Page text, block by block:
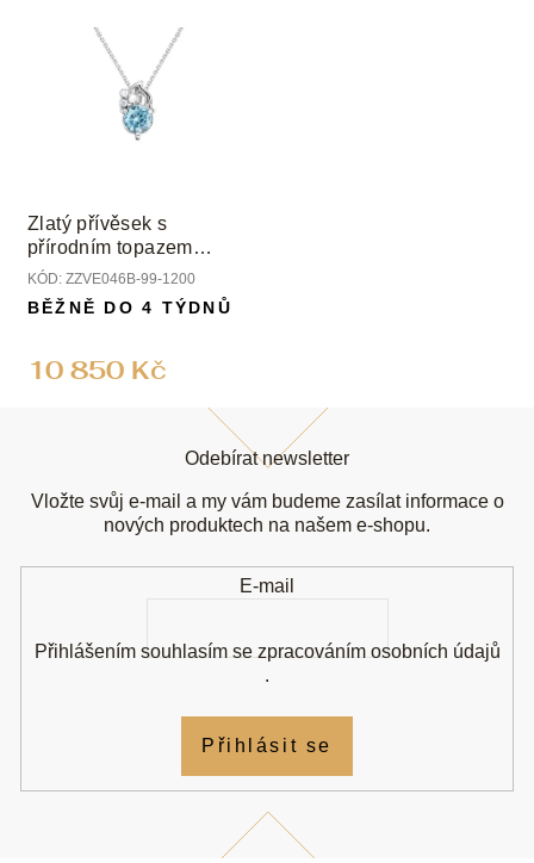
Zlatý přívěsek s
přírodním topazem
Swiss a diamanty
KÓD: ZZVE046B-99-1200
10 850 Kč
BĚŽNĚ DO 4 TÝDNŮ
Odebírat newsletter
Vložte svůj e-mail a my vám budeme zasílat informace o
nových produktech na našem e-shopu.
E-mail
Přihlášením souhlasím se zpracováním osobních údajů
.
Přihlásit se